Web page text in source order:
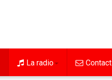
La radio Contact